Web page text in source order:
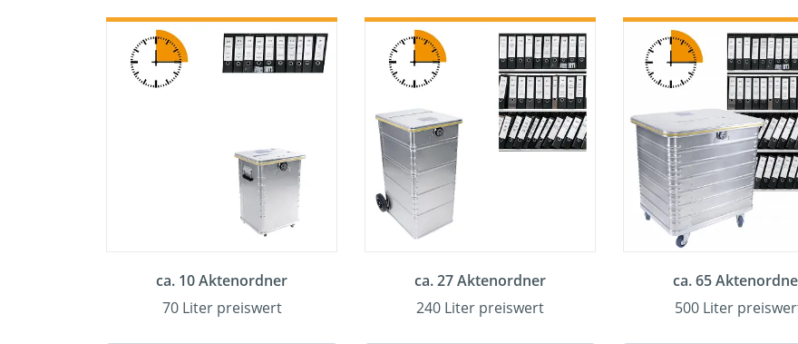
ca. 10 Aktenordner
70 Liter preiswert
ca. 27 Aktenordner
240 Liter preiswert
ca. 65
500 Liter